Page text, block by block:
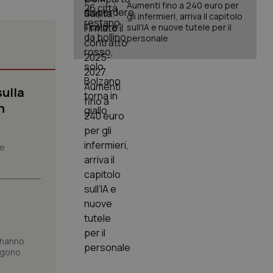
Aumenti fino a 240 euro per
gli infermieri, arriva il capitolo
sull'IA e nuove tutele per il
personale
sulle pagine
per la loro
sul consenso
e
future.
di consenso
per